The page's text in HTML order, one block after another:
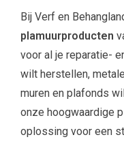
Bij Verf en
plamuurproducten
voor al je reparatie-
wilt herstellen,
muren en plafonds
onze hoogwaardige
oplossing voor een